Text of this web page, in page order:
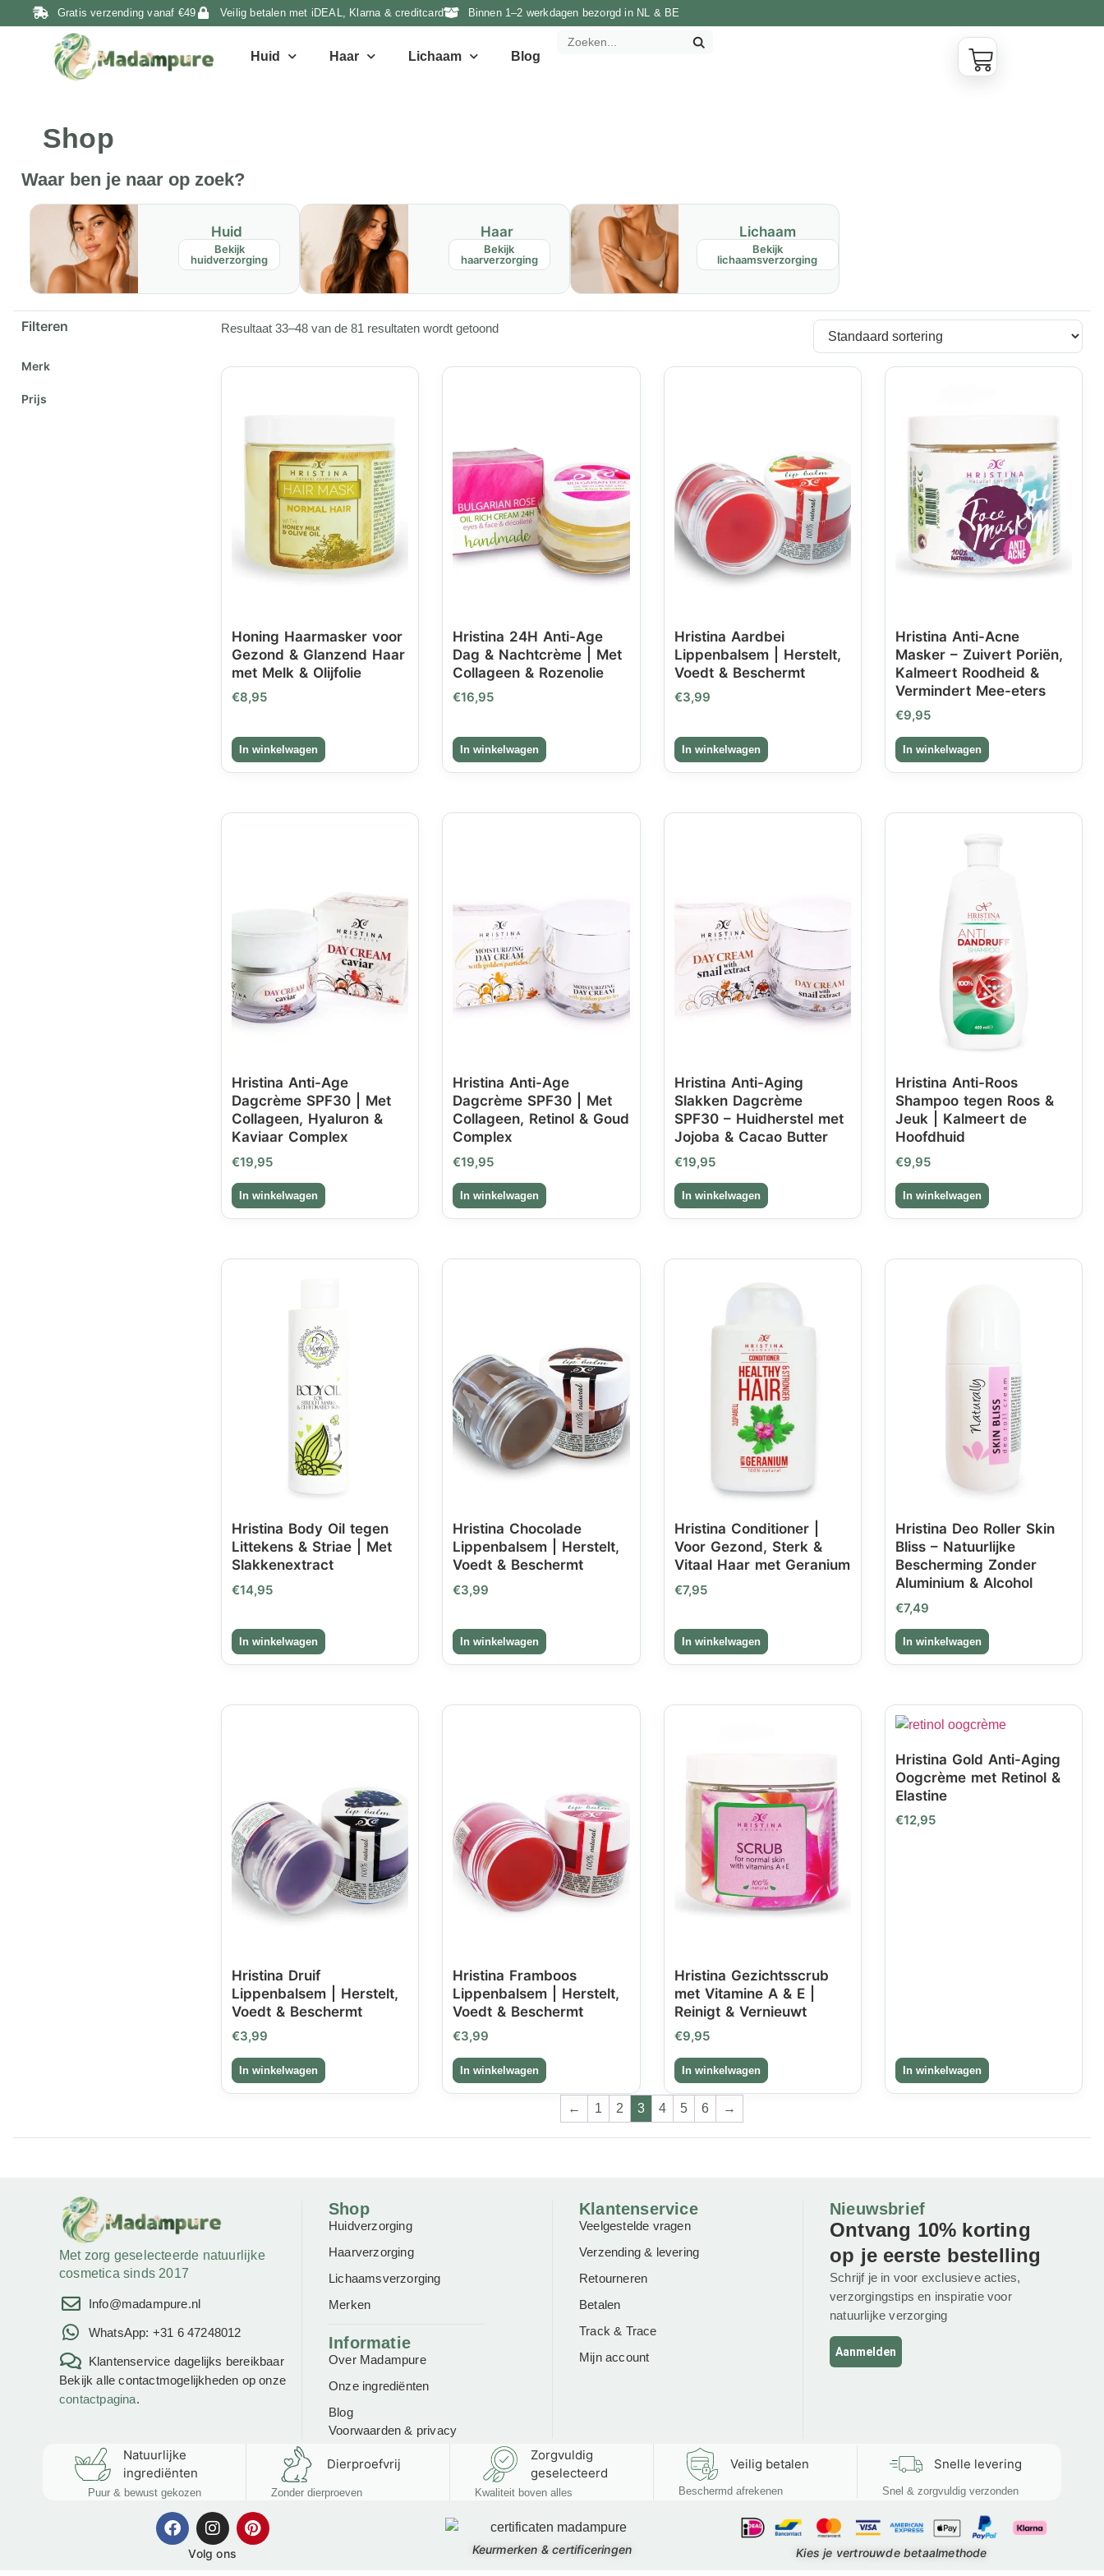
Gratis verzending vanaf €49 Veilig betalen met iDEAL, Klarna & creditcard Binnen 1–2 werkdagen bezorgd in NL & BE
Huid Haar Lichaam Blog
Shop
Waar ben je naar op zoek?
Huid
Bekijk
huidverzorging
Haar
Bekijk
haarverzorging
Lichaam
Bekijk
lichaamsverzorging
Filteren
Merk
Prijs
Resultaat 33–48 van de 81 resultaten wordt getoond
Honing Haarmasker voor
Gezond & Glanzend Haar
met Melk & Olijfolie
€8,95
Hristina 24H Anti-Age
Dag & Nachtcrème | Met
Collageen & Rozenolie
€16,95
Hristina Aardbei
Lippenbalsem | Herstelt,
Voedt & Beschermt
€3,99
Hristina Anti-Acne
Masker – Zuivert Poriën,
Kalmeert Roodheid &
Vermindert Mee-eters
€9,95
Hristina Anti-Age
Dagcrème SPF30 | Met
Collageen, Hyaluron &
Kaviaar Complex
€19,95
Hristina Anti-Age
Dagcrème SPF30 | Met
Collageen, Retinol & Goud
Complex
€19,95
Hristina Anti-Aging
Slakken Dagcrème
SPF30 – Huidherstel met
Jojoba & Cacao Butter
€19,95
Hristina Anti-Roos
Shampoo tegen Roos &
Jeuk | Kalmeert de
Hoofdhuid
€9,95
Hristina Body Oil tegen
Littekens & Striae | Met
Slakkenextract
€14,95
Hristina Chocolade
Lippenbalsem | Herstelt,
Voedt & Beschermt
€3,99
Hristina Conditioner |
Voor Gezond, Sterk &
Vitaal Haar met Geranium
€7,95
Hristina Deo Roller Skin
Bliss – Natuurlijke
Bescherming Zonder
Aluminium & Alcohol
€7,49
Hristina Druif
Lippenbalsem | Herstelt,
Voedt & Beschermt
€3,99
Hristina Framboos
Lippenbalsem | Herstelt,
Voedt & Beschermt
€3,99
Hristina Gezichtsscrub
met Vitamine A & E |
Reinigt & Vernieuwt
€9,95
Hristina Gold Anti-Aging
Oogcrème met Retinol &
Elastine
€12,95
← 1 2 3 4 5 6 →
Met zorg geselecteerde natuurlijke
cosmetica sinds 2017
Info@madampure.nl
WhatsApp: +31 6 47248012
Klantenservice dagelijks bereikbaar
Bekijk alle contactmogelijkheden op onze
contactpagina.
Shop
Huidverzorging
Haarverzorging
Lichaamsverzorging
Merken
Informatie
Over Madampure
Onze ingrediënten
Blog
Voorwaarden & privacy
Klantenservice
Veelgestelde vragen
Verzending & levering
Retourneren
Betalen
Track & Trace
Mijn account
Nieuwsbrief
Ontvang 10% korting
op je eerste bestelling
Schrijf je in voor exclusieve acties,
verzorgingstips en inspiratie voor
natuurlijke verzorging
Aanmelden
Natuurlijke
ingrediënten
Puur & bewust gekozen
Dierproefvrij
Zonder dierproeven
Zorgvuldig
geselecteerd
Kwaliteit boven alles
Veilig betalen
Beschermd afrekenen
Snelle levering
Snel & zorgvuldig verzonden
Volg ons Keurmerken & certificeringen Kies je vertrouwde betaalmethode